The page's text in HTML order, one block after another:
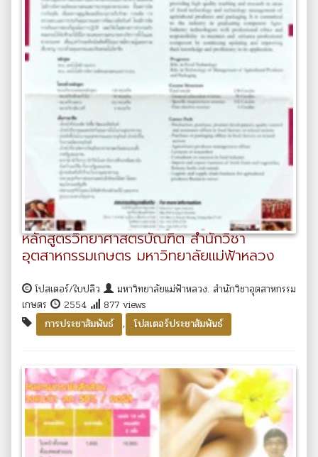
หลักสูตรวิทยาศาสตรบัณฑิต สำนักวิชา
อุตสาหกรรมเกษตร มหาวิทยาลัยแม่ฟ้าหลวง
โปสเตอร์/ใบปลิว
มหาวิทยาลัยแม่ฟ้าหลวง. สำนักวิชาอุตสาหกรรม
เกษตร
2554
877 views
การประชาสัมพันธ์
, โปสเตอร์ประชาสัมพันธ์